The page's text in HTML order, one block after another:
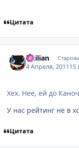
Цитата
Sicilian
4 Апреля, 201115
Хех. Нее, ей до
У нас рейтинг не в
Цитата